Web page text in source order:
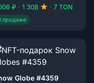
₽ · 1 308 · 7 TON
продаже
Globe #4359